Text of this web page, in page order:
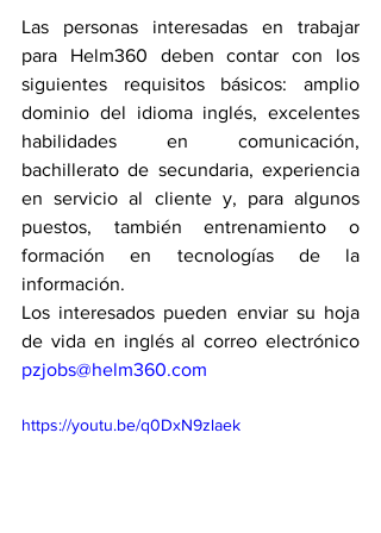
Las personas interesadas en trabajar
para Helm360 deben contar con los
siguientes requisitos básicos: amplio
dominio del idioma inglés, excelentes
habilidades en comunicación,
bachillerato de secundaria, experiencia
en servicio al cliente y, para algunos
puestos, también entrenamiento o
formación en tecnologías de la
información.
Los interesados pueden enviar su hoja
pzjobs@helm360.com
https://youtu.be/q0DxN9zlaek